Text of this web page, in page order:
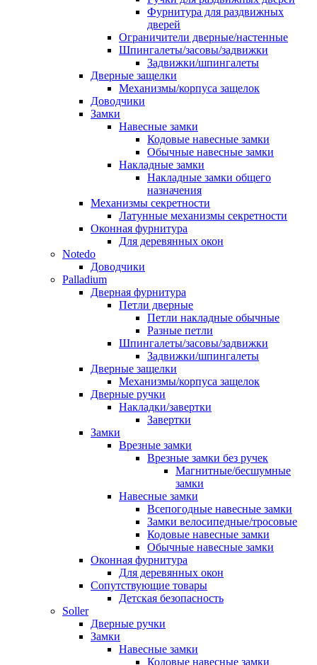
Фурнитура для раздвижных
дверей
Ограничители дверные/настенные
Шпингалеты/засовы/задвижки
Задвижки/шпингалеты
Дверные защелки
Механизмы/корпуса защелок
Доводчики
Замки
Навесные замки
Кодовые навесные замки
Обычные навесные замки
Накладные замки
Накладные замки общего
назначения
Механизмы секретности
Латунные механизмы секретности
Оконная фурнитура
Для деревянных окон
Notedo
Доводчики
Palladium
Дверная фурнитура
Петли дверные
Петли накладные обычные
Разные петли
Шпингалеты/засовы/задвижки
Задвижки/шпингалеты
Дверные защелки
Механизмы/корпуса защелок
Дверные ручки
Накладки/завертки
Завертки
Замки
Врезные замки
Врезные замки без ручек
Магнитные/бесшумные
замки
Навесные замки
Всепогодные навесные замки
Замки велосипедные/тросовые
Кодовые навесные замки
Обычные навесные замки
Оконная фурнитура
Для деревянных окон
Сопутствующие товары
Детская безопасность
Soller
Дверные ручки
Замки
Навесные замки
Кодовые навесные замки